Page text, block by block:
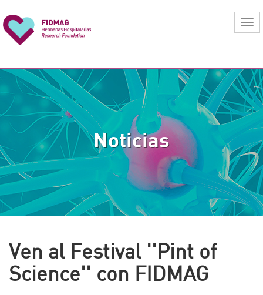
Noticias
Ven al Festival ''Pint of
Science'' con FIDMAG